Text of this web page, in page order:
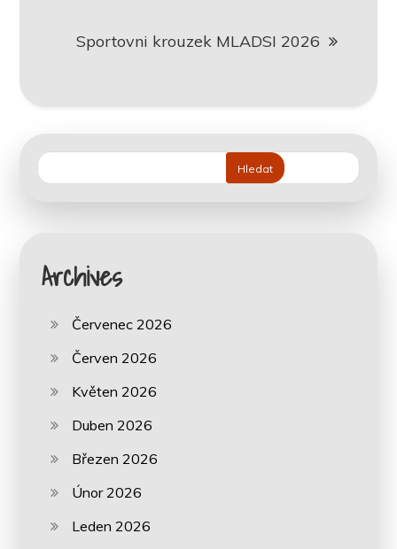
Sportovni krouzek MLADSI 2026
Hledat
Archives
Červenec 2026
Červen 2026
Květen 2026
Duben 2026
Březen 2026
Únor 2026
Leden 2026